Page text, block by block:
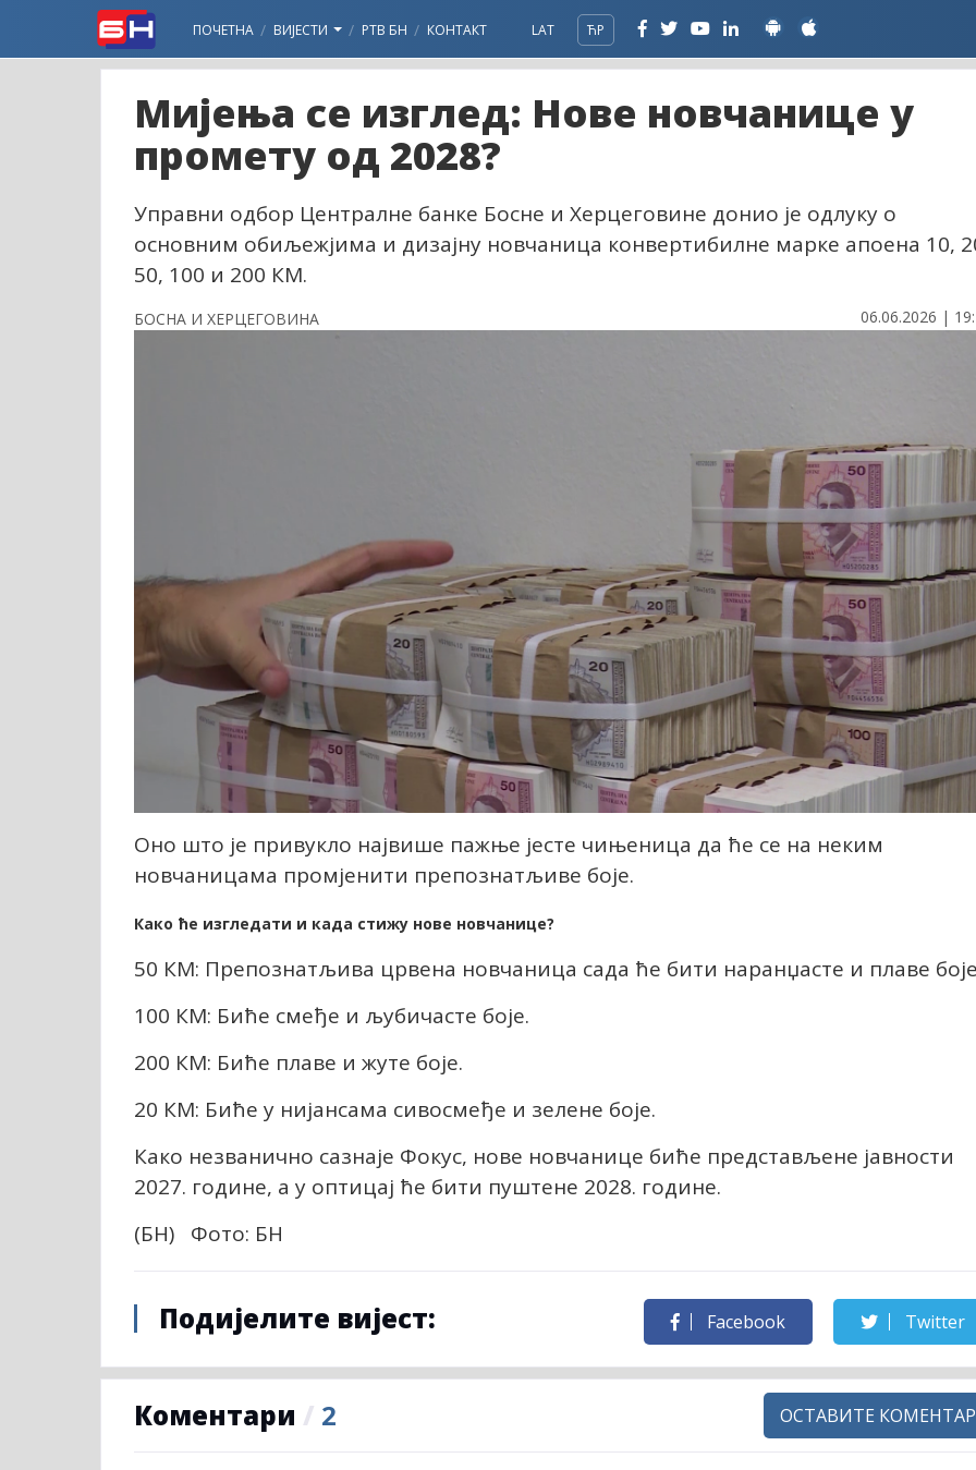
ПОЧЕТНА ВИЈЕСТИ РТВ БН КОНТАКТ LAT ЋР
Мијења се изглед: Нове новчанице у
промету од 2028?
Управни одбор Централне банке Босне и Херцеговине донио је одлуку о
основним обиљежјима и дизајну новчаница конвертибилне марке апоена 10,
50, 100 и 200 КМ.
БОСНА И ХЕРЦЕГОВИНА 06.06.2026 |
Оно што је привукло највише пажње јесте чињеница да ће се на неким
новчаницама промјенити препознатљиве боје.
Како ће изгледати и када стижу нове новчанице?
50 КМ: Препознатљива црвена новчаница сада ће бити наранџасте и плаве
100 КМ: Биће смеђе и љубичасте боје.
200 КМ: Биће плаве и жуте боје.
20 КМ: Биће у нијансама сивосмеђе и зелене боје.
Како незванично сазнаје Фокус, нове новчанице биће представљене јавности
2027. године, а у оптицај ће бити пуштене 2028. године.
(БН) Фото: БН
Подијелите вијест: Facebook Twitter
Коментари / 2 ОСТАВИТЕ КОМЕНТАР